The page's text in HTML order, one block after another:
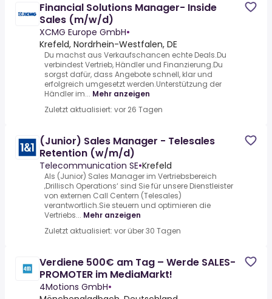
Financial Solutions Manager- Inside
Sales (m/w/d)
XCMG Europe GmbH•
Krefeld, Nordrhein-Westfalen, DE
Du machst aus Verkaufschancen echte Deals.Du
verbindest Vertrieb, Händler und Finanzierung.Du
sorgst dafür, dass Angebote schnell, klar und
erfolgreich umgesetzt werden.Unterstützung der
Händler im... Mehr anzeigen
Zuletzt aktualisiert: vor 26 Tagen
(Junior) Sales Manager - Telesales
Retention (w/m/d)
Telecommunication SE•Krefeld
Als (Junior) Sales Manager im Vertriebsbereich
‚Drillisch Operations‘ sind Sie für unsere Dienstleister
von externen Call Centern (Telesales)
verantwortlich.Sie steuern und optimieren die
Vertriebs... Mehr anzeigen
Zuletzt aktualisiert: vor über 30 Tagen
Verdiene 500€ am Tag – Werde SALES-
PROMOTER im MediaMarkt!
4Motions GmbH•